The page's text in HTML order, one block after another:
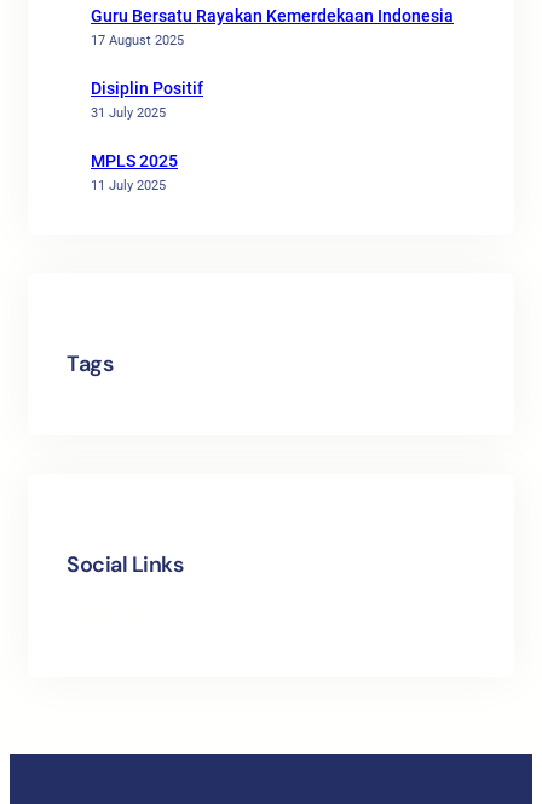
Guru Bersatu Rayakan Kemerdekaan Indonesia
17 August 2025
Disiplin Positif
31 July 2025
MPLS 2025
11 July 2025
Tags
Social Links